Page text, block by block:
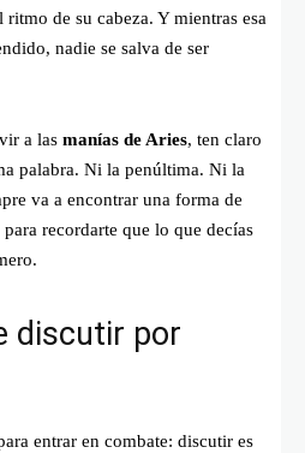
de su cabeza. Y mientras esa
nadie se salva de ser
a las manías de Aries, ten claro
palabra. Ni la penúltima. Ni la
va a encontrar una forma de
recordarte que lo que decías
discutir por
entrar en combate: discutir es